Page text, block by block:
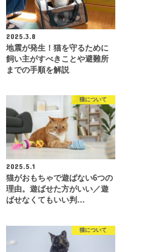
2025.3.8
地震が発生！猫を守るために
飼い主がすべきことや避難所
までの手順を解説
猫について
2025.5.1
猫がおもちゃで遊ばない6つの
理由。遊ばせた方がいい／遊
ばせなくてもいい判…
猫について